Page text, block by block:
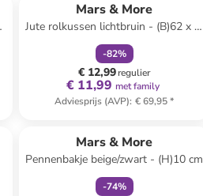
Mars & More
Jute rolkussen lichtbruin - (B)62 x Ø
16 cm
-82%
€ 12,99regulier
€ 11,99 met family
Adviesprijs (AVP): € 69,95*
Mars & More
Pennenbakje beige/zwart - (H)10 cm
-74%